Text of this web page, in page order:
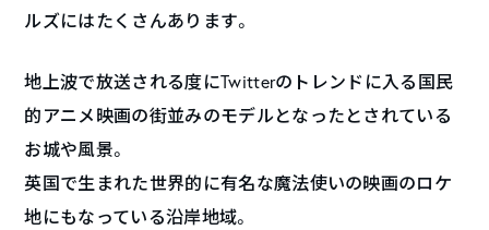
ルズにはたくさんあります。
地上波で放送される度にTwitterのトレンドに入る国民
的アニメ映画の街並みのモデルとなったとされている
お城や風景。
英国で生まれた世界的に有名な魔法使いの映画のロケ
地にもなっている沿岸地域。